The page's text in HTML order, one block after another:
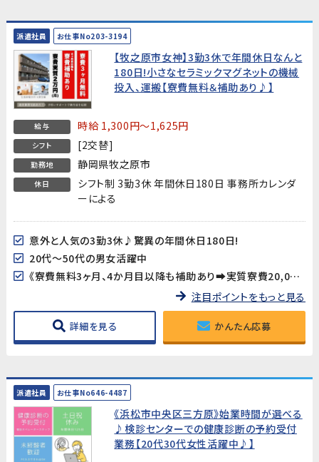
派遣社員 お仕事No203-3194
【牧之原市女神】3勤3休で年間休日なんと
180日!小さなセラミックマグネットの機械
投入、運搬【寮費無料＆補助あり♪】
給与 時給 1,300円～1,625円
シフト [2交替]
勤務地 静岡県牧之原市
休日
シフト制 3勤3休 年間休日180日 事務所カレンダ
ーによる
意外と人気の3勤3休♪驚異の年間休日180日!
20代～50代の男女活躍中
《寮費無料3ヶ月、4か月目以降も補助あり➡実質寮費20,000円/月》
注目ポイントをもっと見る
詳細を見る かんたん応募
派遣社員 お仕事No646-4487
《浜松市中央区三方原》始業時間が選べる
♪検診センターでの健康診断の予約受付
業務【20代30代女性活躍中♪】